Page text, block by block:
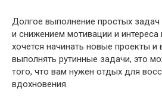
Долгое выполнение простых
и снижением мотивации и интереса
хочется начинать новые проекты и
выполнять рутинные задачи, это
того, что вам нужен отдых для
вдохновения.